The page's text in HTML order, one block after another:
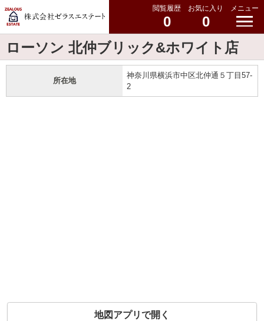
閲覧履歴
0
お気に入り
0
メニュー
ローソン 北仲ブリック&ホワイト店
所在地
神奈川県横浜市中区北仲通５丁目57-
2
地図アプリで開く